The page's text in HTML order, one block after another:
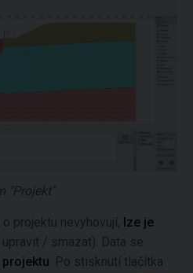
"Projekt"
projektu nevyhovují, lze je
/ smazat). Data se
. Po stisknutí tlačítka